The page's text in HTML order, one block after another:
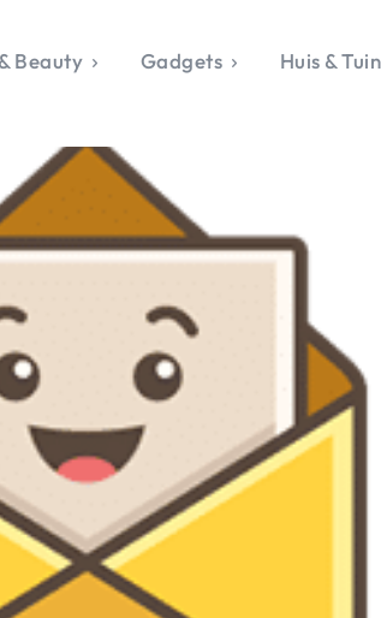
Valerie
Top 5
Huis & TuinTravel
Beauty Gadgets Huis & Tuin